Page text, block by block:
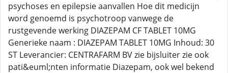
psychoses en epilepsie aanvallen Hoe dit medicijn
word genoemd is psychotroop vanwege de
rustgevende werking DIAZEPAM CF TABLET 10MG
Generieke naam : DIAZEPAM TABLET 10MG Inhoud: 30
ST Leverancier: CENTRAFARM BV zie bijsluiter zie ook
pati&euml;nten informatie Diazepam, ook wel bekend